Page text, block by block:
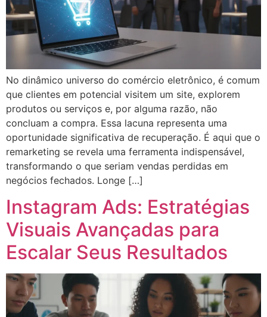
No dinâmico universo do comércio eletrônico, é comum
que clientes em potencial visitem um site, explorem
produtos ou serviços e, por alguma razão, não
concluam a compra. Essa lacuna representa uma
oportunidade significativa de recuperação. É aqui que o
remarketing se revela uma ferramenta indispensável,
transformando o que seriam vendas perdidas em
negócios fechados. Longe […]
Instagram Ads: Estratégias
Visuais Avançadas para
Escalar Seus Resultados